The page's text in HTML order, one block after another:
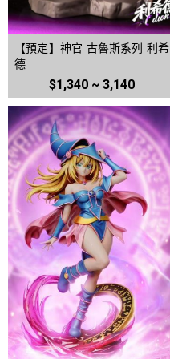
【預定】神官 古魯斯系列 利希
德
$1,340 ~ 3,140